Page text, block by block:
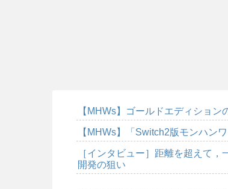
【MHWs】ゴールドエディショ
【MHWs】「Switch2版モンハン
［インタビュー］距離を超えて
開発の狙い